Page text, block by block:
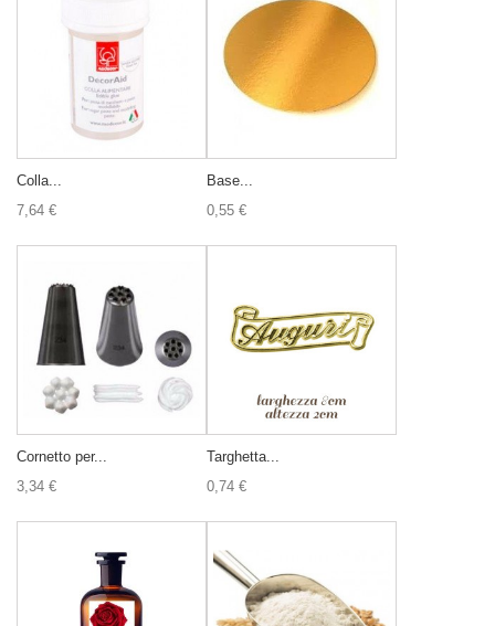
Colla...
7,64 €
Base...
0,55 €
Cornetto per...
3,34 €
Targhetta...
0,74 €